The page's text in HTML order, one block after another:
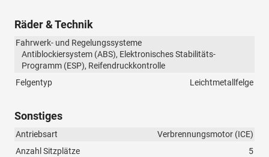
Räder & Technik
Fahrwerk- und Regelungssysteme
Antiblockiersystem (ABS), Elektronisches Stabilitäts-
Programm (ESP), Reifendruckkontrolle
Felgentyp
Leichtmetallfelge
Sonstiges
Antriebsart
Verbrennungsmotor (ICE)
Anzahl Sitzplätze
5